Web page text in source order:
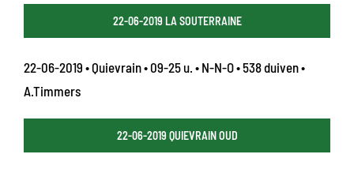
22-06-2019 LA SOUTERRAINE
22-06-2019 • Quievrain • 09-25 u. • N-N-O • 538 duiven •
A.Timmers
22-06-2019 QUIEVRAIN OUD